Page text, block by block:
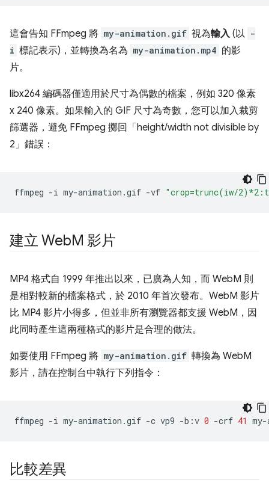
這會告知 FFmpeg 將 my-animation.gif 視為輸入 (以 -
i 標記表示)，並轉換為名為 my-animation.mp4 的影
片。
libx264 編碼器僅適用於尺寸為偶數的檔案，例如 320 像素
x 240 像素。如果輸入的 GIF 尺寸為奇數，您可以加入裁剪
篩選器，避免 FFmpeg 擲回「height/width not divisible by
2」錯誤：
ffmpeg -i my-animation.gif -vf "crop=trunc(iw/
建立 WebM 影片
MP4 格式自 1999 年推出以來，已廣為人知，而 WebM 則
是相對較新的檔案格式，於 2010 年首次發布。WebM 影片
比 MP4 影片小得多，但並非所有瀏覽器都支援 WebM，因
此同時產生這兩種格式的影片是合理的做法。
如要使用 FFmpeg 將 my-animation.gif 轉換為 WebM
影片，請在控制台中執行下列指令：
ffmpeg -i my-animation.gif -c vp9 -b:v 0 -crf 41
比較差異